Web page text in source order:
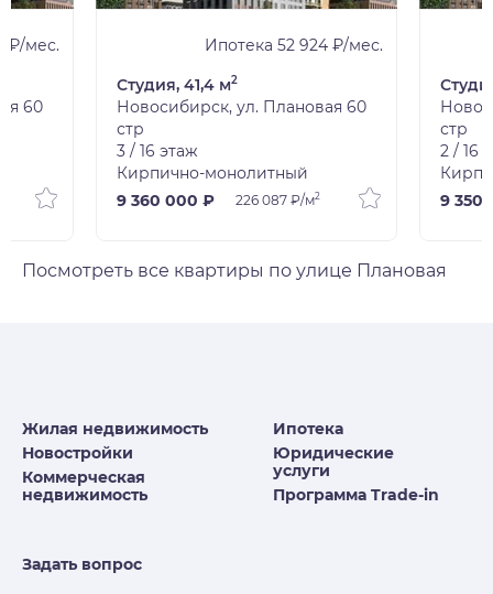
₽/мес.
60
Ипотека 52 924 ₽/мес.
Студия, 41,4 м2
Новосибирск, ул. Плановая 60
стр
3 / 16 этаж
Кирпично-монолитный
9 360 000 ₽
226 087 ₽/м2
стр
2 / 16
9 350
Посмотреть все квартиры по улице Плановая
Жилая недвижимость
Новостройки
Коммерческая
недвижимость
Ипотека
Юридические
услуги
Программа Trade-in
Задать вопрос